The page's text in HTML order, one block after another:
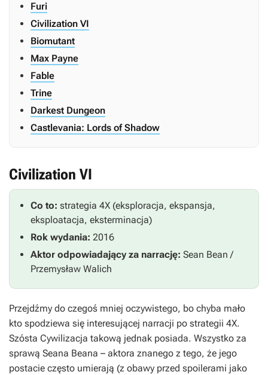
Furi
Civilization VI
Biomutant
Max Payne
Fable
Trine
Darkest Dungeon
Castlevania: Lords of Shadow
Civilization VI
Co to: strategia 4X (eksploracja, ekspansja,
eksploatacja, eksterminacja)
Rok wydania: 2016
Aktor odpowiadający za narrację: Sean Bean /
Przemysław Walich
Przejdźmy do czegoś mniej oczywistego, bo chyba mało
kto spodziewa się interesującej narracji po strategii 4X.
Szósta Cywilizacja takową jednak posiada. Wszystko za
sprawą Seana Beana – aktora znanego z tego, że jego
postacie często umierają (z obawy przed spoilerami jako